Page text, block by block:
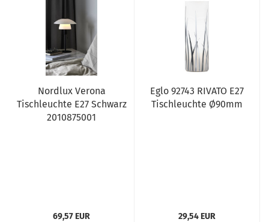
Nordlux Verona
Tischleuchte E27 Schwarz
2010875001
69,57 EUR
Eglo 92743 RIVATO E27
Tischleuchte Ø90mm
29,54 EUR